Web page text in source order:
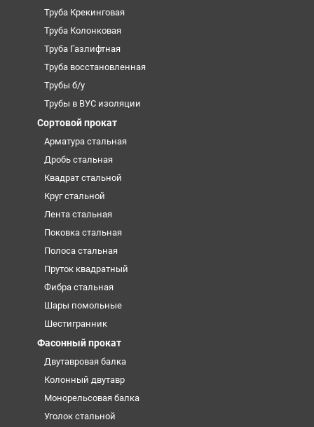
Труба Крекинговая
Труба Колонковая
Труба Газлифтная
Труба восстановленная
Трубы б/у
Трубы в ВУС изоляции
Сортовой прокат
Арматура стальная
Дробь стальная
Квадрат стальной
Круг стальной
Лента стальная
Поковка стальная
Полоса стальная
Пруток квадратный
Фибра стальная
Шары помольные
Шестигранник
Фасонный прокат
Двутавровая балка
Колонный двутавр
Монорельсовая балка
Уголок стальной